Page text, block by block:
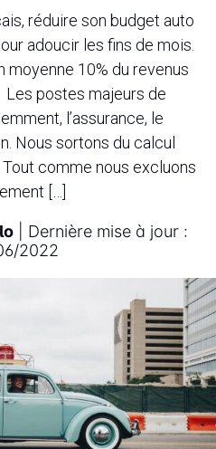
réduire son budget auto
adoucir les fins de mois.
moyenne 10% du revenus
postes majeurs de
l’assurance, le
Nous sortons du calcul
Tout comme nous excluons
[…]
| Dernière mise à jour :
2022